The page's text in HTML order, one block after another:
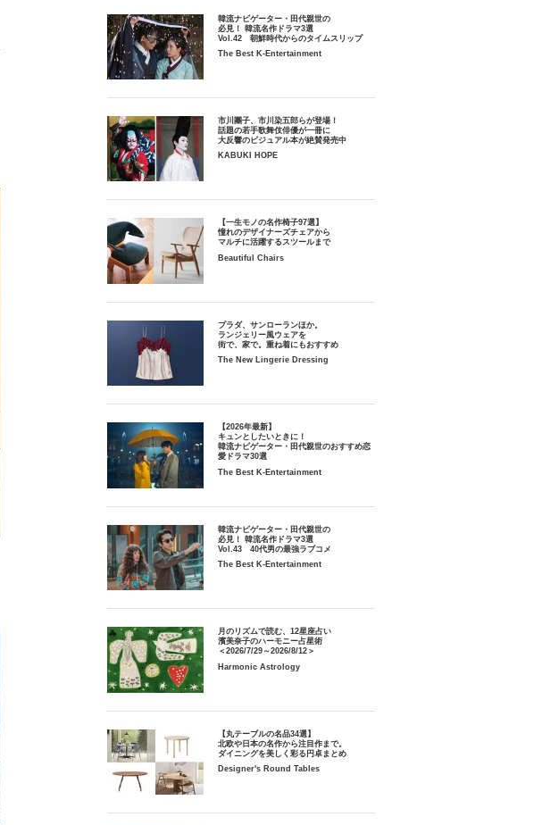
韓流ナビゲーター・田代親世の
必見！ 韓流名作ドラマ3選
Vol.42 朝鮮時代からのタイムスリップ
The Best K-Entertainment
市川團子、市川染五郎らが登場！
話題の若手歌舞伎俳優が一冊に
大反響のビジュアル本が絶賛発売中
KABUKI HOPE
【一生モノの名作椅子97選】
憧れのデザイナーズチェアから
マルチに活躍するスツールまで
Beautiful Chairs
プラダ、サンローランほか。
ランジェリー風ウェアを
街で、家で。重ね着にもおすすめ
The New Lingerie Dressing
【2026年最新】
キュンとしたいときに！
韓流ナビゲーター・田代親世のおすすめ恋
愛ドラマ30選
The Best K-Entertainment
韓流ナビゲーター・田代親世の
必見！ 韓流名作ドラマ3選
Vol.43 40代男の最強ラブコメ
The Best K-Entertainment
月のリズムで読む、12星座占い
濱美奈子のハーモニー占星術
＜2026/7/29～2026/8/12＞
Harmonic Astrology
【丸テーブルの名品34選】
北欧や日本の名作から注目作まで。
ダイニングを美しく彩る円卓まとめ
Designer's Round Tables